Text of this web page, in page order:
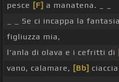
pesce [F] a manatena. _ _
_ _ Se ci incappa la
figliuzza mia,
l'anla di olava e i cefritti di
vano, calamare, [Bb]